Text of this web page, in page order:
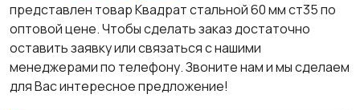
представлен товар Квадрат стальной 60 мм ст35 по
оптовой цене. Чтобы сделать заказ достаточно
оставить заявку или связаться с нашими
менеджерами по телефону. Звоните нам и мы сделаем
для Вас интересное предложение!